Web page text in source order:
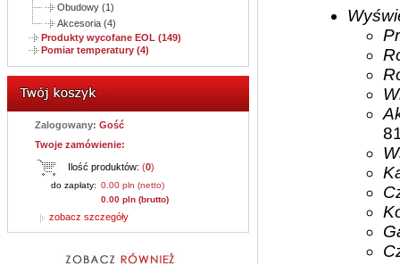
Obudowy (1)
Akcesoria (4)
Produkty wycofane EOL (149)
Pomiar temperatury (4)
Zalogowany: Gość
Twoje zamówienie:
Ilość produktów: (0)
do zapłaty: 0.00 pln (netto)
0.00 pln (brutto)
zobacz szczegóły